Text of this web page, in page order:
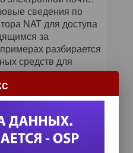
сведения по
NAT для доступа
за
разбирается
средств для
включая шлюзы
беспроводного